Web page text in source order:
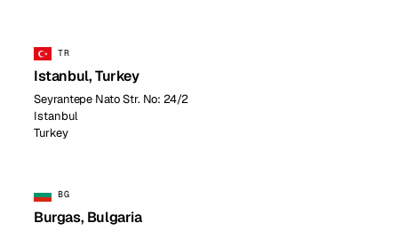
TR
Istanbul, Turkey
Seyrantepe Nato Str. No: 24/2
Istanbul
Turkey
BG
Burgas, Bulgaria